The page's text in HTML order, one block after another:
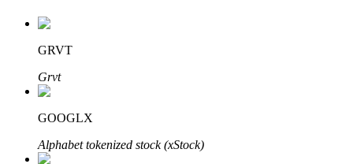
เรียนรู้เกี่ยวกับการสร้างรายได้แบบพาสซีฟ
GRVT
Grvt
GOOGLX
Alphabet tokenized stock (xStock)